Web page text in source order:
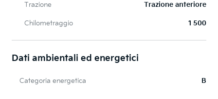
Trazione Trazione anteriore
Chilometraggio 1 500
Dati ambientali ed energetici
Categoria energetica B